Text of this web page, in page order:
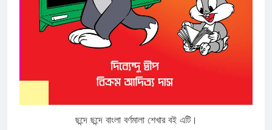
ছন্দে ছন্দে বাংলা বর্ণমালা শেখার বই এটি।